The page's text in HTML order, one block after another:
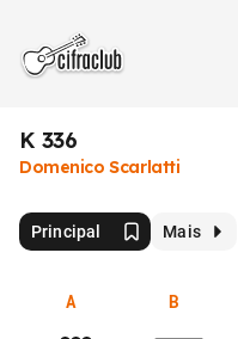
K 336
Domenico Scarlatti
Principal Mais
A B